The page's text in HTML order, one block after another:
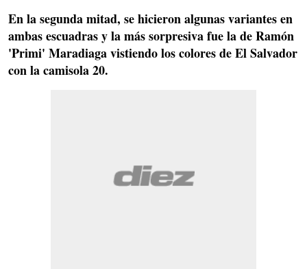
En la segunda mitad, se hicieron algunas variantes en
ambas escuadras y la más sorpresiva fue la de Ramón
'Primi' Maradiaga vistiendo los colores deEl Salvador
con la camisola 20.